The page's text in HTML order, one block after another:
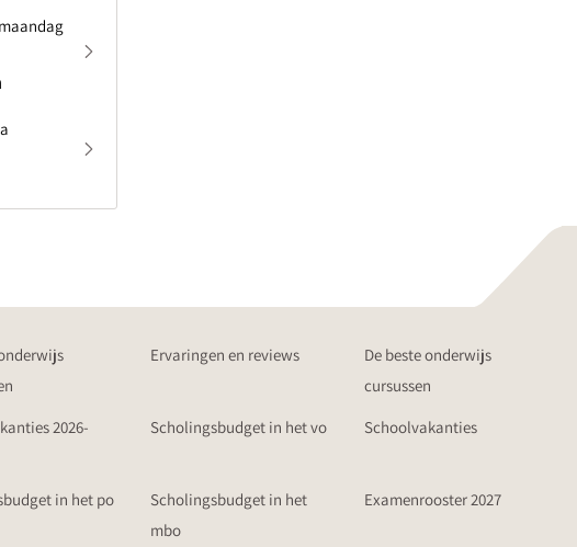
Ervaringen en reviews
De beste onderwijs
cursussen
2026-
Scholingsbudget in het vo Schoolvakanties
in het po
Scholingsbudget in het
mbo
Examenrooster 2027